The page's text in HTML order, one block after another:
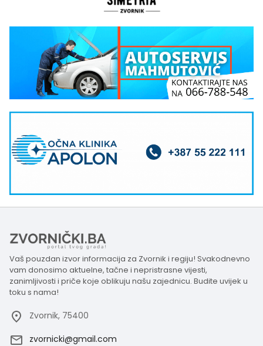
Vaš pouzdan izvor informacija za Zvornik i regiju! Svakodnevno
vam donosimo aktuelne, tačne i nepristrasne vijesti,
zanimljivosti i priče koje oblikuju našu zajednicu. Budite uvijek u
toku s nama!
Zvornik, 75400
zvornicki@gmail.com